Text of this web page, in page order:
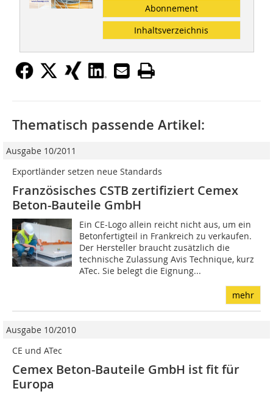
Abonnement
Inhaltsverzeichnis
Thematisch passende Artikel:
Ausgabe 10/2011
Exportländer setzen neue Standards
Französisches CSTB zertifiziert Cemex
Beton-Bauteile GmbH
Ein CE-Logo allein reicht nicht aus, um ein
Betonfertigteil in Frankreich zu verkaufen.
Der Hersteller braucht zusätzlich die
technische Zulassung Avis Technique, kurz
ATec. Sie belegt die Eignung...
mehr
Ausgabe 10/2010
CE und ATec
Cemex Beton-Bauteile GmbH ist fit für
Europa